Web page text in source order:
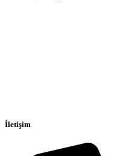
İletişim